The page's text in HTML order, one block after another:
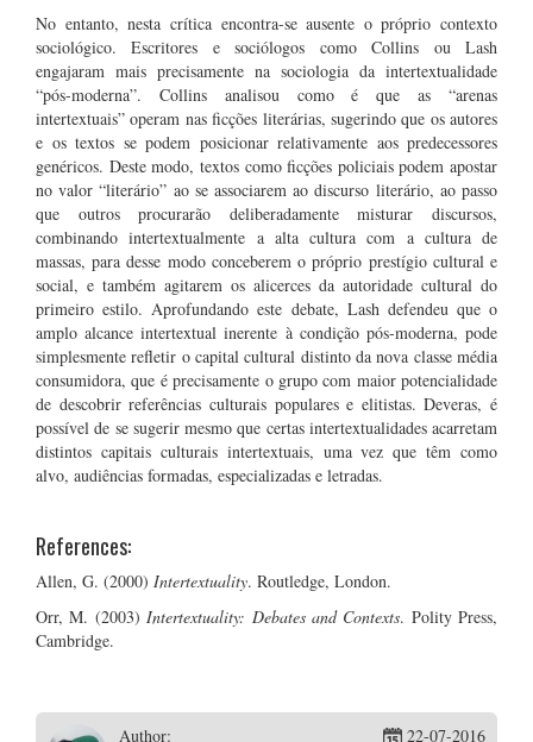
No entanto, nesta crítica encontra-se ausente o próprio contexto
sociológico. Escritores e sociólogos como Collins ou Lash
engajaram mais precisamente na sociologia da intertextualidade
“pós-moderna”. Collins analisou como é que as “arenas
intertextuais” operam nas ficções literárias, sugerindo que os autores
e os textos se podem posicionar relativamente aos predecessores
genéricos. Deste modo, textos como ficções policiais podem apostar
no valor “literário” ao se associarem ao discurso literário, ao passo
que outros procurarão deliberadamente misturar discursos,
combinando intertextualmente a alta cultura com a cultura de
massas, para desse modo conceberem o próprio prestígio cultural e
social, e também agitarem os alicerces da autoridade cultural do
primeiro estilo. Aprofundando este debate, Lash defendeu que o
amplo alcance intertextual inerente à condição pós-moderna, pode
simplesmente refletir o capital cultural distinto da nova classe média
consumidora, que é precisamente o grupo com maior potencialidade
de descobrir referências culturais populares e elitistas. Deveras, é
possível de se sugerir mesmo que certas intertextualidades acarretam
distintos capitais culturais intertextuais, uma vez que têm como
alvo, audiências formadas, especializadas e letradas.
References:
Allen, G. (2000) Intertextuality. Routledge, London.
Orr, M. (2003)Intertextuality: Debates and Contexts. Polity Press,
Cambridge.
Author: 22-07-2016